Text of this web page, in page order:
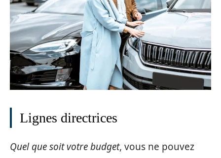
Lignes directrices
Quel que soit votre budget, vous ne pouvez